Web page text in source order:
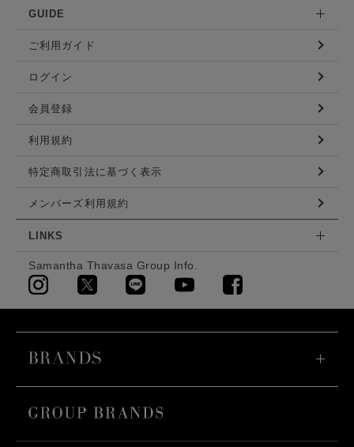
GUIDE
ご利用ガイド
ログイン
会員登録
利用規約
特定商取引法に基づく表示
メンバーズ利用規約
LINKS
Samantha Thavasa Group Info.